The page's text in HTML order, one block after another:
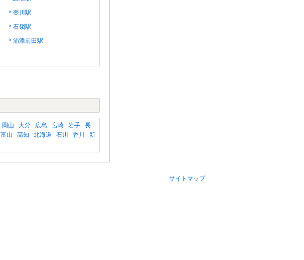
壺川駅
石嶺駅
浦添前田駅
岡山 大分 広島 宮崎 岩手
長
富山 高知 北海道 石川 香川
新
サイトマップ